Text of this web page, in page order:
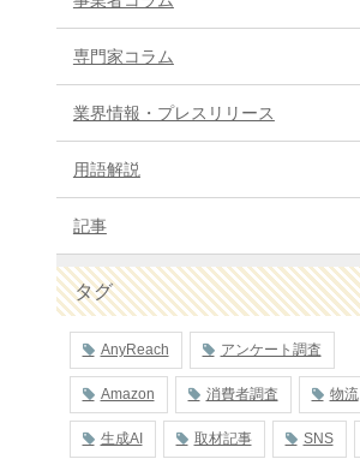
専門家コラム
業界情報・プレスリリース
用語解説
記事
タグ
AnyReach アンケート調査
Amazon 消費者調査 物流
生成AI 取材記事 SNS